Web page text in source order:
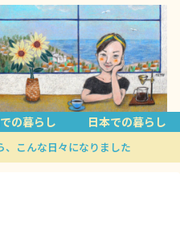
の暮らし 日本での暮らし
、こんな日々になりました